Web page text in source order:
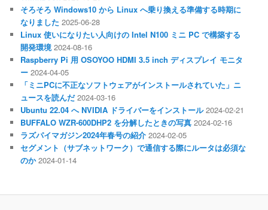
そろそろ Windows10 から Linux へ乗り換える準備する時期に
なりました 2025-06-28
Linux 使いになりたい人向けの Intel N100 ミニ PC で構築する
開発環境 2024-08-16
Raspberry Pi 用 OSOYOO HDMI 3.5 inch ディスプレイ モニタ
ー 2024-04-05
「ミニPCに不正なソフトウェアがインストールされていた」ニ
ュースを読んだ 2024-03-16
Ubuntu 22.04 へ NVIDIA ドライバーをインストール 2024-02-21
BUFFALO WZR-600DHP2 を分解したときの写真 2024-02-16
ラズパイマガジン2024年春号の紹介 2024-02-05
セグメント（サブネットワーク）で通信する際にルータは必須な
のか 2024-01-14